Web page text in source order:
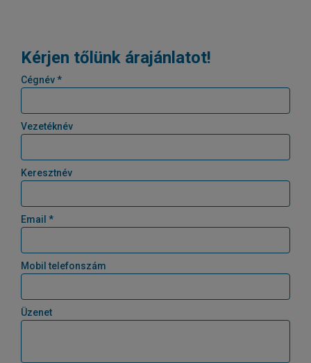
Kérjen tőlünk árajánlatot!
Cégnév *
Vezetéknév
Keresztnév
Email *
Mobil telefonszám
Üzenet